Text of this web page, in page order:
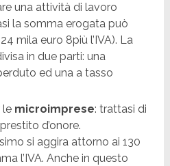
una attività di lavoro
la somma erogata può
mila euro 8più l’IVA). La
in due parti: una
ed una a tasso
le microimprese: trattasi di
d’onore.
si aggira attorno ai 130
l’IVA. Anche in questo